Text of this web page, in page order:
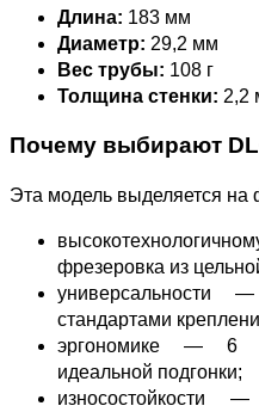
Длина: 183 мм
Диаметр: 29,2 мм
Вес трубы: 108 г
Толщина стенки: 2,2
Почему выбирают
Эта модель выделяется на
фрезеровка из
универсальности
стандартами
эргономике — 6
идеальной подгонки;
износостойкости